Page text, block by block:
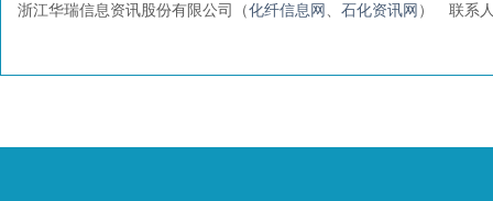
浙江华瑞信息资讯股份有限公司（化纤信息网 、 石化资讯网 ） 联系